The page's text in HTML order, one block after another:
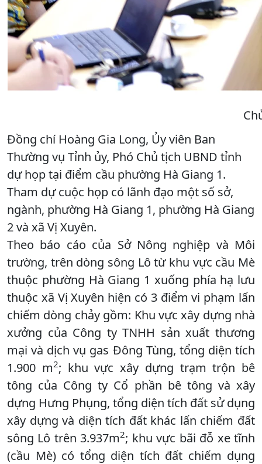
Đồng chí Hoàng Gia Long, Ủy viên Ban
Thường vụ Tỉnh ủy, Phó Chủ tịch UBND tỉnh
dự họp tại điểm cầu phường Hà Giang 1.
Tham dự cuộc họp có lãnh đạo một số sở,
ngành, phường Hà Giang 1, phường Hà Giang
2 và xã Vị Xuyên.
Theo báo cáo của Sở Nông nghiệp và Môi
trường, trên dòng sông Lô từ khu vực cầu Mè
thuộc phường Hà Giang 1 xuống phía hạ lưu
thuộc xã Vị Xuyên hiện có 3 điểm vi phạm lấn
chiếm dòng chảy gồm: Khu vực xây dựng nhà
xưởng của Công ty TNHH sản xuất thương
mại và dịch vụ gas Đông Tùng, tổng diện tích
1.900 m2; khu vực xây dựng trạm trộn bê
tông của Công ty Cổ phần bê tông và xây
dựng Hưng Phụng, tổng diện tích đất sử dụng
xây dựng và diện tích đất khác lấn chiếm đất
sông Lô trên 3.937m2; khu vực bãi đỗ xe tĩnh
(cầu Mè) có tổng diện tích đất chiếm dụng